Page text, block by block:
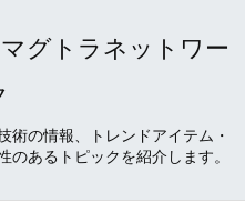
グトラネットワー
術の情報、トレンドアイテム・
あるトピックを紹介します。